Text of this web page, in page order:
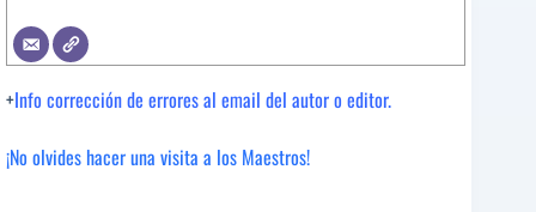
+Info corrección de errores al email del autor o editor.
¡No olvides hacer una visita a los Maestros!